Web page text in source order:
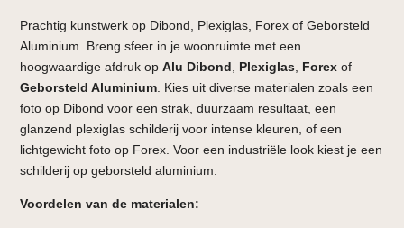
Prachtig kunstwerk op Dibond, Plexiglas, Forex of Geborsteld
Aluminium. Breng sfeer in je woonruimte met een
hoogwaardige afdruk opAlu Dibond Plexiglas Forex of
Geborsteld Aluminium . Kies uit diverse materialen zoals een
foto op Dibond voor een strak, duurzaam resultaat, een
glanzend plexiglas schilderij voor intense kleuren, of een
lichtgewicht foto op Forex. Voor een industriële look kiest je een
schilderij op geborsteld aluminium.
Voordelen van de materialen: